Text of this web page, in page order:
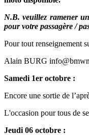
N.B. veuillez ramener
pour votre passagère /
Pour tout renseignement
Alain BURG
Samedi 1er octobre :
Encore une sortie de
L'occasion pour tous de
Jeudi 06 octobre :